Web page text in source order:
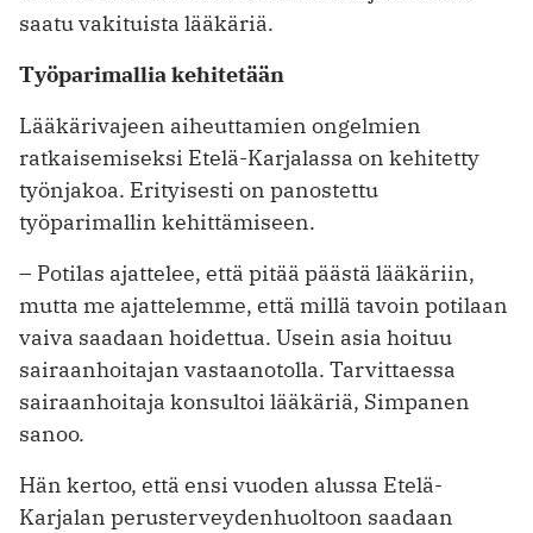
saatu vakituista lääkäriä.
Työparimallia kehitetään
Lääkärivajeen aiheuttamien ongelmien
ratkaisemiseksi Etelä-Karjalassa on kehitetty
työnjakoa. Erityisesti on panostettu
työparimallin kehittämiseen.
– Potilas ajattelee, että pitää päästä lääkäriin,
mutta me ajattelemme, että millä tavoin potilaan
vaiva saadaan hoidettua. Usein asia hoituu
sairaanhoitajan vastaanotolla. Tarvittaessa
sairaanhoitaja konsultoi lääkäriä, Simpanen
sanoo.
Hän kertoo, että ensi vuoden alussa Etelä-
Karjalan perusterveydenhuoltoon saadaan